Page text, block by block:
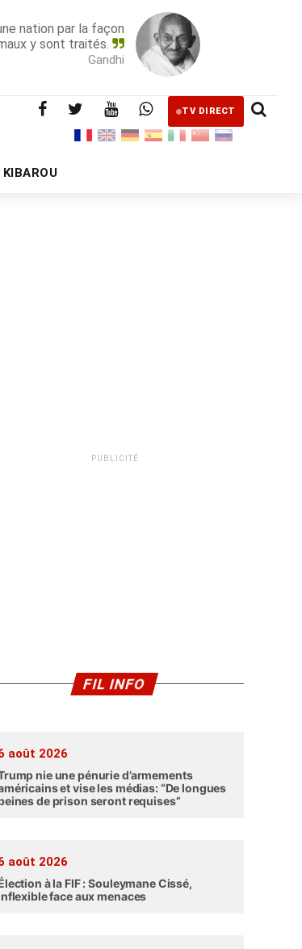
nation par la façon
y sont traités.
Gandhi
TV DIRECT
KIBAROU
PUBLICITÉ
FIL INFO
août 2026
nie une pénurie d’armements
et vise les médias: “De longues
de prison seront requises”
août 2026
à la FIF : Souleymane Cissé,
face aux menaces